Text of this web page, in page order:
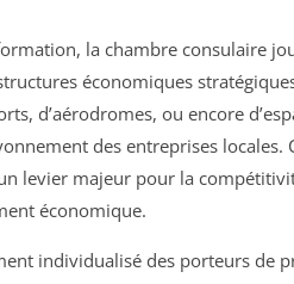
la chambre consulaire
économiques
d’aérodromes, ou encore
des entreprises locales.
levier majeur pour la
économique.
individualisé des porteurs de